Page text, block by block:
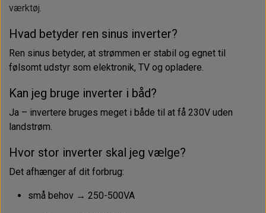
værktøj.
Hvad betyder ren sinus inverter?
Ren sinus betyder, at strømmen er stabil og egnet til
følsomt udstyr som elektronik, TV og opladere.
Kan jeg bruge inverter i båd?
Ja – invertere bruges meget i både til at få 230V uden
landstrøm.
Hvor stor inverter skal jeg vælge?
Det afhænger af dit forbrug:
små behov → 250-500VA